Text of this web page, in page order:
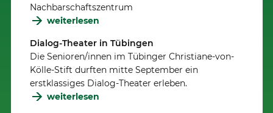
Nachbarschaftszentrum
weiterlesen
Dialog-Theater in Tübingen
Die Senioren/innen im Tübinger Christiane-von-
Kölle-Stift durften mitte September ein
erstklassiges Dialog-Theater erleben.
weiterlesen